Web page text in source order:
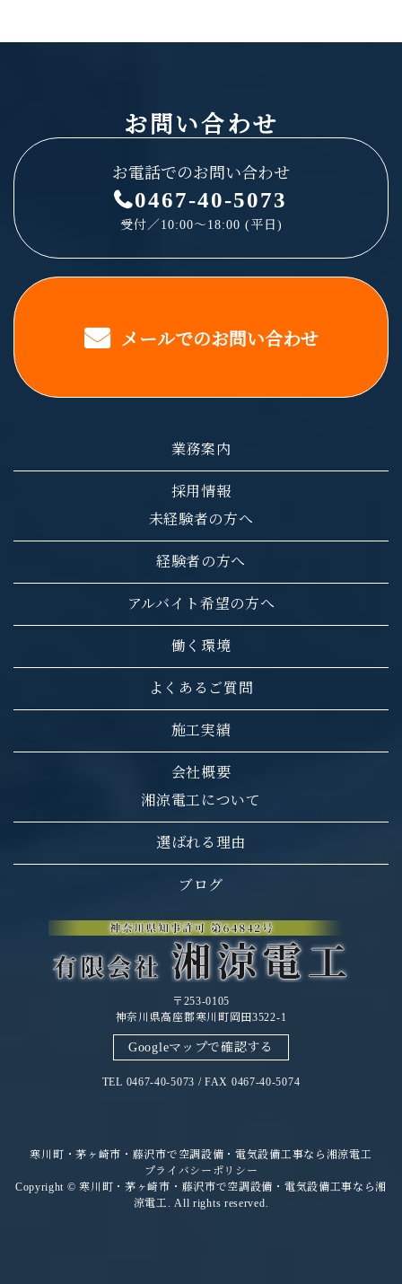
お問い合わせ
お電話でのお問い合わせ
0467-40-5073
受付／10:00～18:00 (平日)
メールでのお問い合わせ
業務案内
採用情報
未経験者の方へ
経験者の方へ
アルバイト希望の方へ
働く環境
よくあるご質問
施工実績
会社概要
湘涼電工について
選ばれる理由
ブログ
〒253-0105
神奈川県高座郡寒川町岡田3522-1
Googleマップで確認する
TEL 0467-40-5073 / FAX 0467-40-5074
寒川町・茅ヶ崎市・藤沢市で空調設備・電気設備工事なら湘涼電工
プライバシーポリシー
Copyright © 寒川町・茅ヶ崎市・藤沢市で空調設備・電気設備工事なら湘
涼電工. All rights reserved.